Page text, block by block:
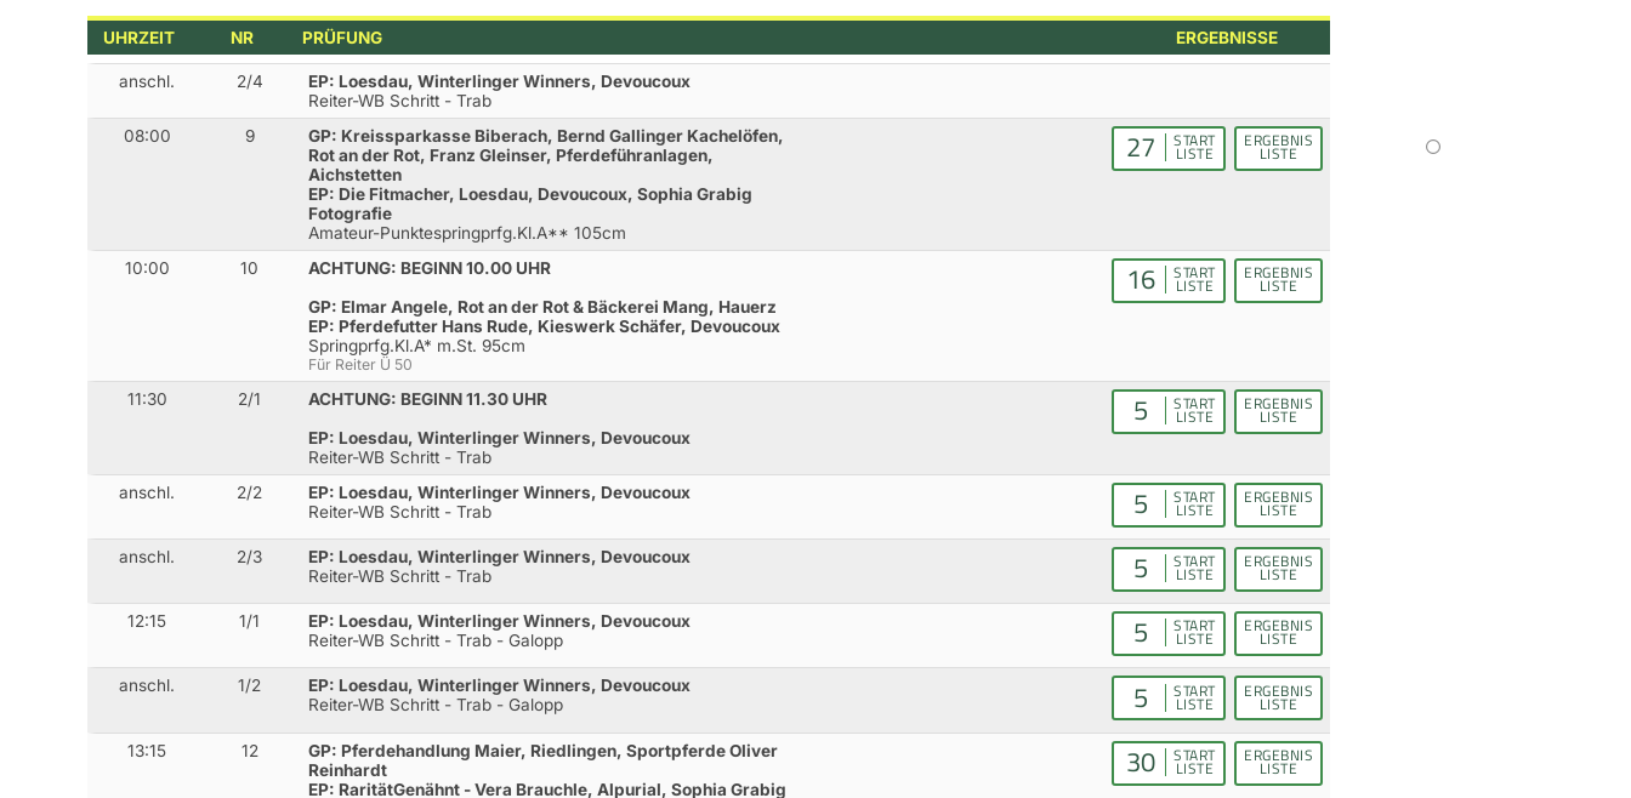
UHRZEIT NR PRÜFUNG ERGEBNISSE
anschl. 2/4
EP: Loesdau, Winterlinger Winners, Devoucoux
Reiter-WB Schritt - Trab
08:00
9
GP: Kreissparkasse Biberach, Bernd Gallinger Kachelöfen,
Rot an der Rot, Franz Gleinser, Pferdeführanlagen,
Aichstetten
EP: Die Fitmacher, Loesdau, Devoucoux, Sophia Grabig
Fotografie
Amateur-Punktespringprfg.Kl.A** 105cm
27 START
LISTE
ERGEBNIS
LISTE
10:00 10
ACHTUNG: BEGINN 10.00 UHR
GP: Elmar Angele, Rot an der Rot & Bäckerei Mang, Hauerz
EP: Pferdefutter Hans Rude, Kieswerk Schäfer, Devoucoux
Springprfg.Kl.A* m.St. 95cm
Für Reiter Ü 50
16 START
LISTE
ERGEBNIS
LISTE
11:30 2/1
ACHTUNG: BEGINN 11.30 UHR
EP: Loesdau, Winterlinger Winners, Devoucoux
Reiter-WB Schritt - Trab
5 START
LISTE
ERGEBNIS
LISTE
anschl. 2/2
EP: Loesdau, Winterlinger Winners, Devoucoux
Reiter-WB Schritt - Trab
5 START
LISTE
ERGEBNIS
LISTE
anschl. 2/3
EP: Loesdau, Winterlinger Winners, Devoucoux
Reiter-WB Schritt - Trab
5 START
LISTE
ERGEBNIS
LISTE
12:15 1/1
EP: Loesdau, Winterlinger Winners, Devoucoux
Reiter-WB Schritt - Trab - Galopp
5 START
LISTE
ERGEBNIS
LISTE
anschl. 1/2
EP: Loesdau, Winterlinger Winners, Devoucoux
Reiter-WB Schritt - Trab - Galopp
5 START
LISTE
ERGEBNIS
LISTE
13:15 12
GP: Pferdehandlung Maier, Riedlingen, Sportpferde Oliver
Reinhardt
EP: RaritätGenähnt - Vera Brauchle, Alpurial, Sophia Grabig
30 START
LISTE
ERGEBNIS
LISTE